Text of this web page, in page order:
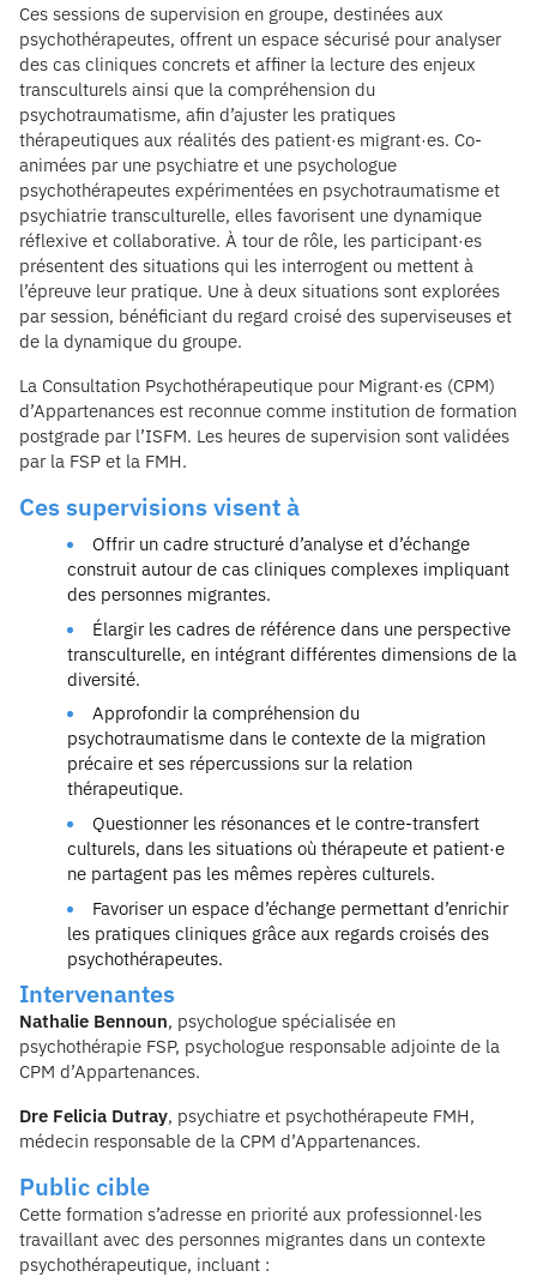
Ces sessions de supervision en groupe, destinées aux
psychothérapeutes, offrent un espace sécurisé pour analyser
des cas cliniques concrets et affiner la lecture des enjeux
transculturels ainsi que la compréhension du
psychotraumatisme, afin d’ajuster les pratiques
thérapeutiques aux réalités des patient·es migrant·es. Co-
animées par une psychiatre et une psychologue
psychothérapeutes expérimentées en psychotraumatisme et
psychiatrie transculturelle, elles favorisent une dynamique
réflexive et collaborative. À tour de rôle, les participant·es
présentent des situations qui les interrogent ou mettent à
l’épreuve leur pratique. Une à deux situations sont explorées
par session, bénéficiant du regard croisé des superviseuses et
de la dynamique du groupe.
La Consultation Psychothérapeutique pour Migrant·es (CPM)
d’Appartenances est reconnue comme institution de formation
postgrade par l’ISFM. Les heures de supervision sont validées
par la FSP et la FMH.
Ces supervisions visent à
Offrir un cadre structuré d’analyse et d’échange
construit autour de cas cliniques complexes impliquant
des personnes migrantes.
Élargir les cadres de référence dans une perspective
transculturelle, en intégrant différentes dimensions de la
diversité.
Approfondir la compréhension du
psychotraumatisme dans le contexte de la migration
précaire et ses répercussions sur la relation
thérapeutique.
Questionner les résonances et le contre-transfert
culturels, dans les situations où thérapeute et patient·e
ne partagent pas les mêmes repères culturels.
Favoriser un espace d’échange permettant d’enrichir
les pratiques cliniques grâce aux regards croisés des
psychothérapeutes.
Intervenantes
Nathalie Bennoun, psychologue spécialisée en
psychothérapie FSP, psychologue responsable adjointe de la
CPM d’Appartenances.
Dre Felicia Dutray, psychiatre et psychothérapeute FMH,
médecin responsable de la CPM d’Appartenances.
Public cible
Cette formation s’adresse en priorité aux professionnel·les
travaillant avec des personnes migrantes dans un contexte
psychothérapeutique, incluant :